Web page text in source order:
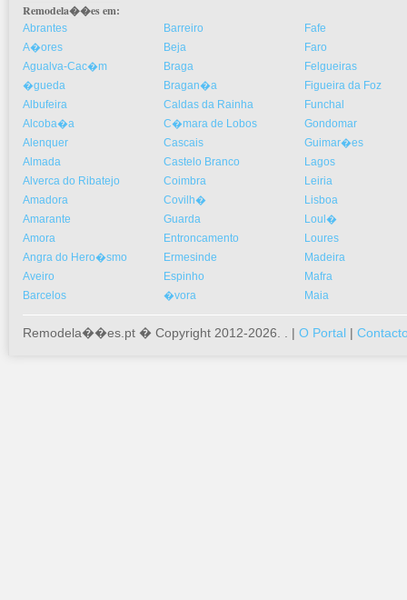
Remodela��es em:
Abrantes
A�ores
Agualva-Cac�m
�gueda
Albufeira
Alcoba�a
Alenquer
Almada
Alverca do Ribatejo
Amadora
Amarante
Amora
Angra do Hero�smo
Aveiro
Barcelos
Barreiro
Beja
Braga
Bragan�a
Caldas da Rainha
C�mara de Lobos
Cascais
Castelo Branco
Coimbra
Covilh�
Guarda
Entroncamento
Ermesinde
Espinho
�vora
Fafe
Faro
Felgueiras
Figueira da Foz
Funchal
Gondomar
Guimar�es
Lagos
Leiria
Lisboa
Loul�
Loures
Madeira
Mafra
Maia
Remodela��es.pt � Copyright 2012-2026. . | O Portal |